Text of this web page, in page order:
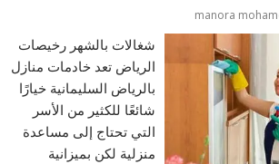
manora
شغالات بالشهر رخيصات
الرياض تعد خادمات منازل
بالرياض السليمانية خيارًا
شائعًا للكثير من الأسر
التي تحتاج إلى مساعدة
منزلية لكن بميزانية